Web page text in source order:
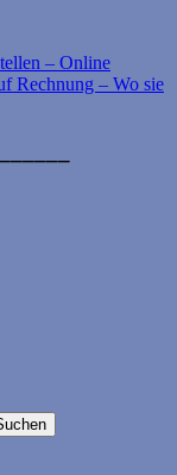
– Online
Rechnung – Wo sie